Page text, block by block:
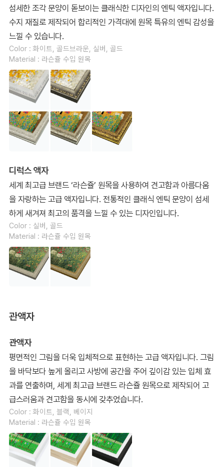
섬세한 조각 문양이 돋보이는 클래식한 디자인의 엔틱 액자입니다.
수지 재질로 제작되어 합리적인 가격대에 원목 특유의 엔틱 감성을
느낄 수 있습니다.
Color : 화이트, 골드브라운, 실버, 골드
Material : 라슨쥴 수입 원목
디럭스 액자
세계 최고급 브랜드 ‘라슨쥴’ 원목을 사용하여 견고함과 아름다움
을 자랑하는 고급 액자입니다. 전통적인 클래식 엔틱 문양이 섬세
하게 새겨져 최고의 품격을 느낄 수 있는 디자인입니다.
Color : 실버, 골드
Material : 라슨쥴 수입 원목
관액자
관액자
평면적인 그림을 더욱 입체적으로 표현하는 고급 액자입니다. 그림
을 바닥보다 높게 올리고 사방에 공간을 주어 깊이감 있는 입체 효
과를 연출하며, 세계 최고급 브랜드 라슨쥴 원목으로 제작되어 고
급스러움과 견고함을 동시에 갖추었습니다.
Color : 화이트, 블랙, 베이지
Material : 라슨쥴 수입 원목